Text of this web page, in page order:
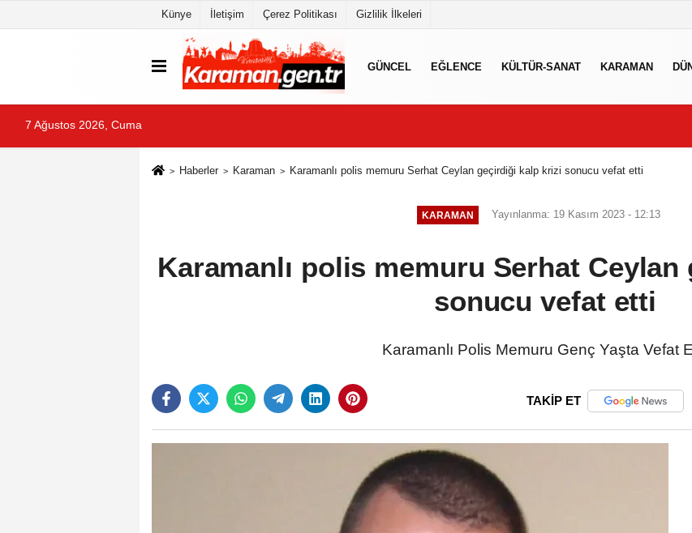
Künye İletişim Çerez Politikası Gizlilik İlkeleri
GÜNCEL EĞLENCE KÜLTÜR-SANAT KARAMAN
7 Ağustos 2026, Cuma
Haberler Karaman Karamanlı polis memuru Serhat Ceylan geçirdiği kalp krizi sonucu vefat etti
KARAMAN Yayınlanma: 19 Kasım 2023 - 12:13
Karamanlı polis memuru Serhat
sonucu vefat etti
Karamanlı Polis Memuru Genç Yaşta Vefat
TAKİP ET